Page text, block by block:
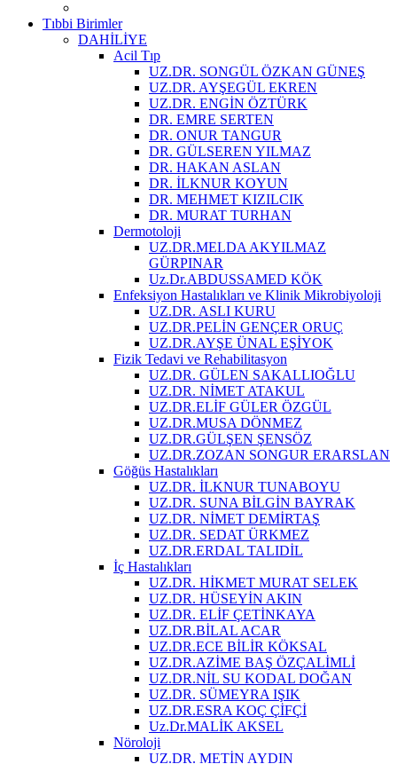
Tıbbi Birimler
DAHİLİYE
Acil Tıp
UZ.DR. SONGÜL ÖZKAN GÜNEŞ
UZ.DR. AYŞEGÜL EKREN
UZ.DR. ENGİN ÖZTÜRK
DR. EMRE SERTEN
DR. ONUR TANGUR
DR. GÜLSEREN YILMAZ
DR. HAKAN ASLAN
DR. İLKNUR KOYUN
DR. MEHMET KIZILCIK
DR. MURAT TURHAN
Dermotoloji
UZ.DR.MELDA AKYILMAZ
GÜRPINAR
Uz.Dr.ABDUSSAMED KÖK
Enfeksiyon Hastalıkları ve Klinik Mikrobiyoloji
UZ.DR. ASLI KURU
UZ.DR.PELİN GENÇER ORUÇ
UZ.DR.AYŞE ÜNAL EŞİYOK
Fizik Tedavi ve Rehabilitasyon
UZ.DR. GÜLEN SAKALLIOĞLU
UZ.DR. NİMET ATAKUL
UZ.DR.ELİF GÜLER ÖZGÜL
UZ.DR.MUSA DÖNMEZ
UZ.DR.GÜLŞEN ŞENSÖZ
UZ.DR.ZOZAN SONGUR ERARSLAN
Göğüs Hastalıkları
UZ.DR. İLKNUR TUNABOYU
UZ.DR. SUNA BİLGİN BAYRAK
UZ.DR. NİMET DEMİRTAŞ
UZ.DR. SEDAT ÜRKMEZ
UZ.DR.ERDAL TALIDİL
İç Hastalıkları
UZ.DR. HİKMET MURAT SELEK
UZ.DR. HÜSEYİN AKIN
UZ.DR. ELİF ÇETİNKAYA
UZ.DR.BİLAL ACAR
UZ.DR.ECE BİLİR KÖKSAL
UZ.DR.AZİME BAŞ ÖZÇALİMLİ
UZ.DR.NİL SU KODAL DOĞAN
UZ.DR. SÜMEYRA IŞIK
UZ.DR.ESRA KOÇ ÇİFÇİ
Uz.Dr.MALİK AKSEL
Nöroloji
UZ.DR. METİN AYDIN